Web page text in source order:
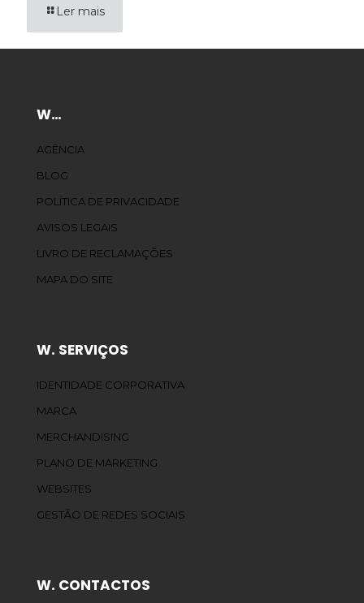
Ler mais
W…
AGÊNCIA
BLOG
POLÍTICA DE PRIVACIDADE
AVISOS LEGAIS
LIVRO DE RECLAMAÇÕES
MAPA DO SITE
W. SERVIÇOS
IDENTIDADE CORPORATIVA
MARCA
MERCHANDISING
PLANO DE MARKETING
WEBSITES
GESTÃO DE REDES SOCIAIS
W. CONTACTOS